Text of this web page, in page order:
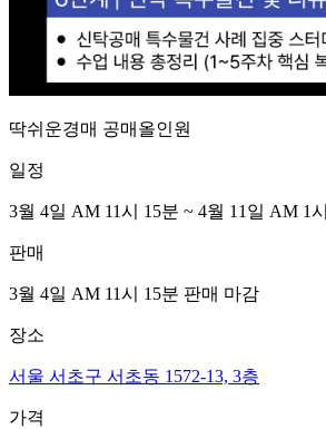
딱쉬운경매 공매올인원
일정
3월 4일 AM 11시 15분 ~ 4월 11일 AM 1시
판매
3월 4일 AM 11시 15분 판매 마감
장소
서울 서초구 서초동 1572-13, 3층
가격